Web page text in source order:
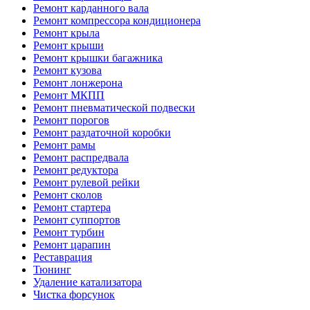
Ремонт карданного вала
Ремонт компрессора кондиционера
Ремонт крыла
Ремонт крыши
Ремонт крышки багажника
Ремонт кузова
Ремонт лонжерона
Ремонт МКПП
Ремонт пневматической подвески
Ремонт порогов
Ремонт раздаточной коробки
Ремонт рамы
Ремонт распредвала
Ремонт редуктора
Ремонт рулевой рейки
Ремонт сколов
Ремонт стартера
Ремонт суппортов
Ремонт турбин
Ремонт царапин
Реставрация
Тюнинг
Удаление катализатора
Чистка форсунок